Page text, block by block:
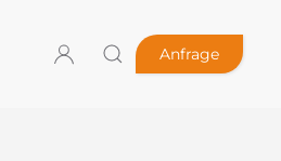
Anfrage